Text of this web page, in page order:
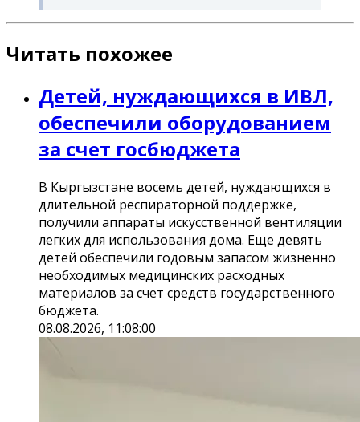
Читать похожее
Детей, нуждающихся в ИВЛ,
обеспечили оборудованием
за счет госбюджета
В Кыргызстане восемь детей, нуждающихся в
длительной респираторной поддержке,
получили аппараты искусственной вентиляции
легких для использования дома. Еще девять
детей обеспечили годовым запасом жизненно
необходимых медицинских расходных
материалов за счет средств государственного
бюджета.
08.08.2026, 11:08:00